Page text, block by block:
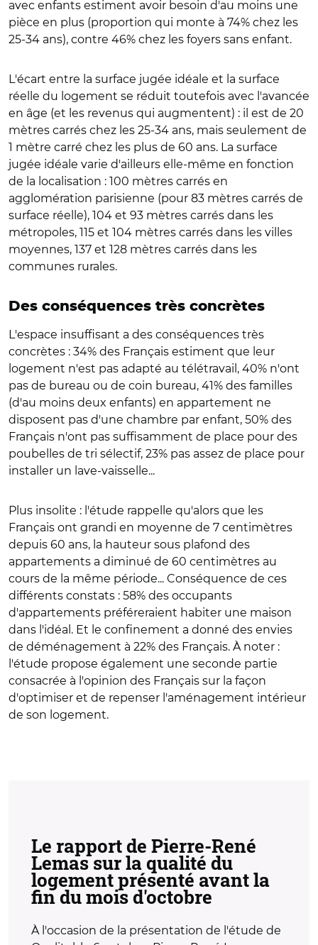
avec enfants estiment avoir besoin d'au moins une
pièce en plus (proportion qui monte à 74% chez les
25-34 ans), contre 46% chez les foyers sans enfant.
L'écart entre la surface jugée idéale et la surface
réelle du logement se réduit toutefois avec l'avancée
en âge (et les revenus qui augmentent) : il est de 20
mètres carrés chez les 25-34 ans, mais seulement de
1 mètre carré chez les plus de 60 ans. La surface
jugée idéale varie d'ailleurs elle-même en fonction
de la localisation : 100 mètres carrés en
agglomération parisienne (pour 83 mètres carrés de
surface réelle), 104 et 93 mètres carrés dans les
métropoles, 115 et 104 mètres carrés dans les villes
moyennes, 137 et 128 mètres carrés dans les
communes rurales.
Des conséquences très concrètes
L'espace insuffisant a des conséquences très
concrètes : 34% des Français estiment que leur
logement n'est pas adapté au télétravail, 40% n'ont
pas de bureau ou de coin bureau, 41% des familles
(d'au moins deux enfants) en appartement ne
disposent pas d'une chambre par enfant, 50% des
Français n'ont pas suffisamment de place pour des
poubelles de tri sélectif, 23% pas assez de place pour
installer un lave-vaisselle...
Plus insolite : l'étude rappelle qu'alors que les
Français ont grandi en moyenne de 7 centimètres
depuis 60 ans, la hauteur sous plafond des
appartements a diminué de 60 centimètres au
cours de la même période... Conséquence de ces
différents constats : 58% des occupants
d'appartements préféreraient habiter une maison
dans l'idéal. Et le confinement a donné des envies
de déménagement à 22% des Français. À noter :
l'étude propose également une seconde partie
consacrée à l'opinion des Français sur la façon
d'optimiser et de repenser l'aménagement intérieur
de son logement.
Le rapport de Pierre-René
Lemas sur la qualité du
logement présenté avant la
fin du mois d'octobre
À l'occasion de la présentation de l'étude de